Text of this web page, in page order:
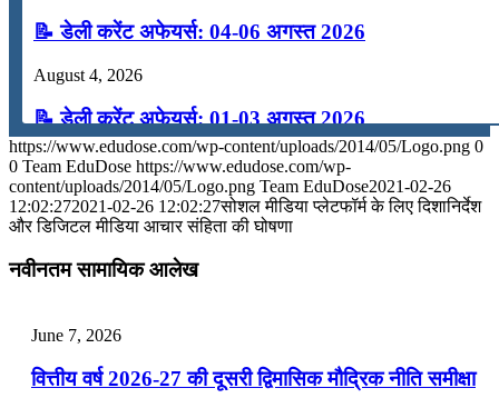
Menu Menu
📝 डेली करेंट अफेयर्स: 04-06 अगस्त 2026
August 4, 2026
📝 डेली करेंट अफेयर्स: 01-03 अगस्त 2026
July 31, 2026
📝 डेली करेंट अफेयर्स: 28-31 जुलाई 2026
July 25, 2026
📝 डेली करेंट अफेयर्स: 22-24 जुलाई 2026
https://www.edudose.com/wp-content/uploads/2014/05/Logo.png 0
0 Team EduDose https://www.edudose.com/wp-
content/uploads/2014/05/Logo.png Team EduDose2021-02-26
12:02:272021-02-26 12:02:27सोशल मीडिया प्लेटफॉर्म के लिए दिशानिर्देश
और डिजिटल मीडिया आचार संहिता की घोषणा
नवीनतम सामायिक आलेख
June 7, 2026
वित्तीय वर्ष 2026-27 की दूसरी द्विमासिक मौद्रिक नीति समीक्षा